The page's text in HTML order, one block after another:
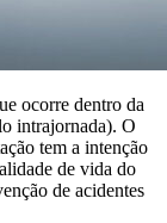
ocorre dentro da
intrajornada). O
tem a intenção
de vida do
de acidentes